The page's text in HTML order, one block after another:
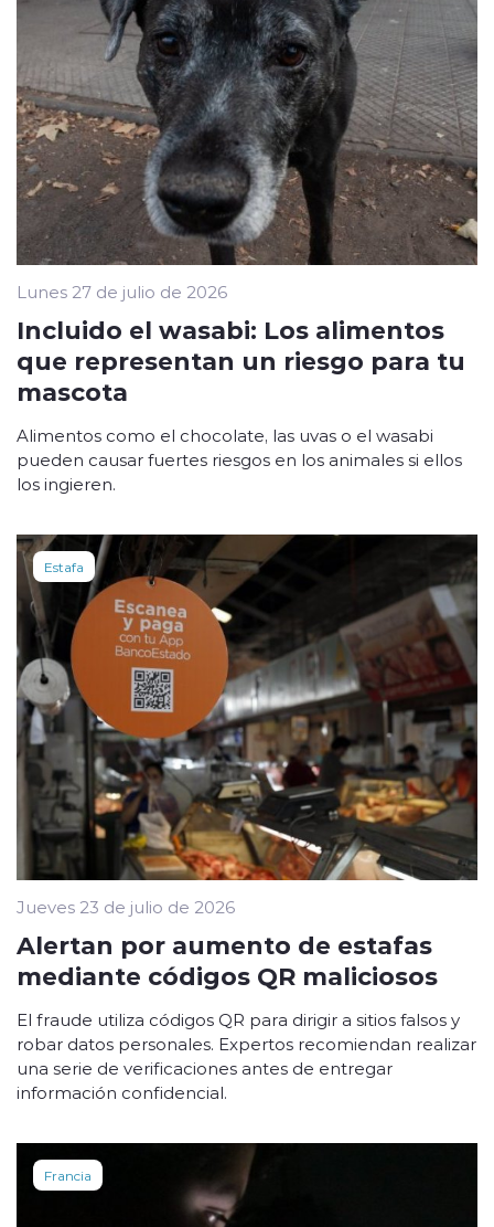
Lunes 27 de julio de 2026
Incluido el wasabi: Los alimentos
que representan un riesgo para tu
mascota
Alimentos como el chocolate, las uvas o el wasabi
pueden causar fuertes riesgos en los animales si ellos
los ingieren.
Estafa
Jueves 23 de julio de 2026
Alertan por aumento de estafas
mediante códigos QR maliciosos
El fraude utiliza códigos QR para dirigir a sitios falsos y
robar datos personales. Expertos recomiendan realizar
una serie de verificaciones antes de entregar
información confidencial.
Francia